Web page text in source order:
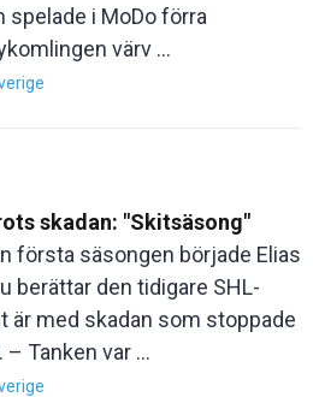
i MoDo förra
värv ...
skadan: "Skitsäsong"
första säsongen började Elias
berättar den tidigare SHL-
är med skadan som stoppade
Tanken var ...